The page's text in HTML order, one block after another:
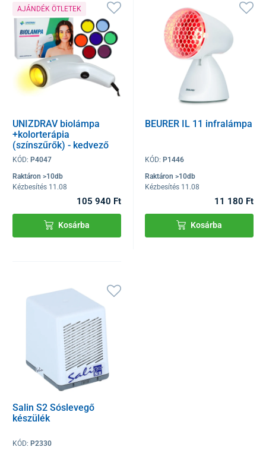
AJÁNDÉK ÖTLETEK
UNIZDRAV biolámpa
+kolorterápia
(színszűrők) - kedvező
szett
KÓD: P4047
Raktáron >10db
Kézbesítés 11.08
105 940 Ft
Kosárba
BEURER IL 11 infralámpa
KÓD: P1446
Raktáron >10db
Kézbesítés 11.08
11 180 Ft
Kosárba
Salin S2 Sóslevegő
készülék
KÓD: P2330